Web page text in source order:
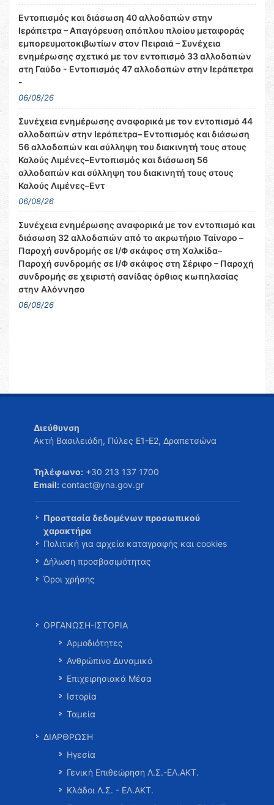
Εντοπισμός και διάσωση 40 αλλοδαπών στην
Ιεράπετρα – Απαγόρευση απόπλου πλοίου μεταφοράς
εμπορευματοκιβωτίων στον Πειραιά – Συνέχεια
ενημέρωσης σχετικά με τον εντοπισμό 33 αλλοδαπών
στη Γαύδο - Εντοπισμός 47 αλλοδαπών στην Ιεράπετρα
-
06/08/26
Συνέχεια ενημέρωσης αναφορικά με τον εντοπισμό 44
αλλοδαπών στην Ιεράπετρα– Εντοπισμός και διάσωση
56 αλλοδαπών και σύλληψη του διακινητή τους στους
Καλούς Λιμένες–Εντοπισμός και διάσωση 56
αλλοδαπών και σύλληψη του διακινητή τους στους
Καλούς Λιμένες–Εντ
06/08/26
Συνέχεια ενημέρωσης αναφορικά με τον εντοπισμό και
διάσωση 32 αλλοδαπών από το ακρωτήριο Ταίναρο –
Παροχή συνδρομής σε Ι/Φ σκάφος στη Χαλκίδα–
Παροχή συνδρομής σε Ι/Φ σκάφος στη Σέριφο – Παροχή
συνδρομής σε χειριστή σανίδας όρθιας κωπηλασίας
στην Αλόννησο
06/08/26
Διεύθυνση
Ακτή Βασιλειάδη, Πύλες Ε1-Ε2, Δραπετσώνα
Τηλέφωνο: +30 213 137 1700
Email: contact@yna.gov.gr
Προστασία δεδομένων προσωπικού
χαρακτήρα
Πολιτική για αρχεία καταγραφής και cookies
Δήλωση προσβασιμότητας
Όροι χρήσης
ΟΡΓΑΝΩΣΗ-ΙΣΤΟΡΙΑ
Αρμοδιότητες
Ανθρώπινο Δυναμικό
Επιχειρησιακά Μέσα
Ιστορία
Ταμεία
ΔΙΑΡΘΡΩΣΗ
Ηγεσία
Γενική Επιθεώρηση Λ.Σ.-ΕΛ.ΑΚΤ.
Κλάδοι Λ.Σ. - ΕΛ.ΑΚΤ.